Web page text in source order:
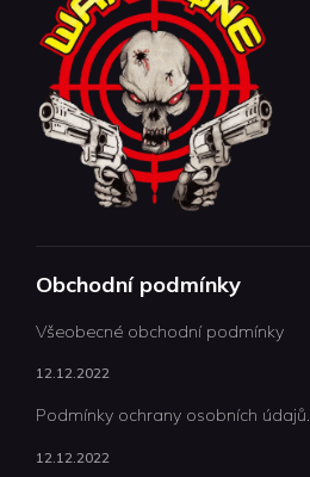
Obchodní podmínky
Všeobecné obchodní podmínky
12.12.2022
Podmínky ochrany osobních údajů.
12.12.2022